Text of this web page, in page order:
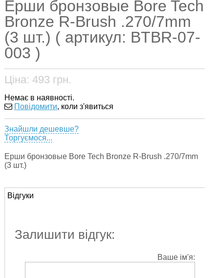
Ерши бронзовые Bore Tech
Bronze R-Brush .270/7mm
(3 шт.) ( артикул: BTBR-07-
003 )
Ціна: 493 грн.
Немає в наявності.
Повідомити, коли з'явиться
Знайшли дешевше?
Торгуємося...
Ерши бронзовые Bore Tech Bronze R-Brush .270/7mm
(3 шт.)
Відгуки
Залишити відгук:
Ваше ім'я: